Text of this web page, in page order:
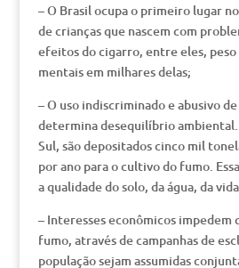
– O Brasil ocupa o primeiro lugar
de crianças que nascem com
efeitos do cigarro, entre eles,
mentais em milhares delas;
– O uso indiscriminado e abusivo
determina desequilíbrio ambiental.
Sul, são depositados cinco mil
por ano para o cultivo do fumo.
a qualidade do solo, da água, da
– Interesses econômicos impedem
fumo, através de campanhas de
população sejam assumidas